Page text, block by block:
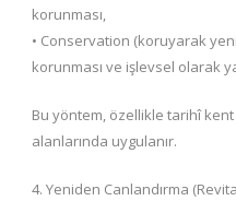
korunması,
• Conservation (koruyarak
korunması ve işlevsel olarak
Bu yöntem, özellikle tarihî
alanlarında uygulanır.
4. Yeniden Canlandırma